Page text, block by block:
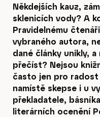
Někdejších kauz,
sklenicích vody? A
Pravidelnému
vybraného autora,
dané články unikly,
přečíst? Nejsou
často jen pro radost
namístě skepse i u
překladatele,
literárních ocenění